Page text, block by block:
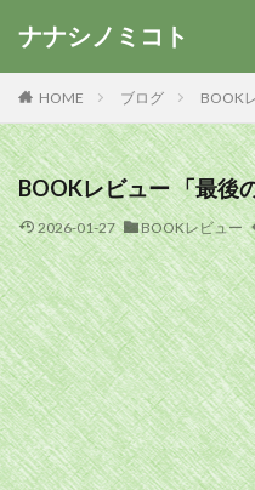
ナナシノミコト
HOME ブログ BOOK
BOOKレビュー 「最後
2026-01-27 BOOKレビュー